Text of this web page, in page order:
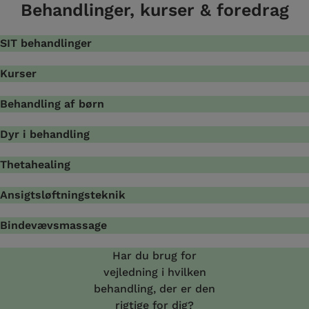
Behandlinger, kurser & foredrag
SIT behandlinger
Kurser
Behandling af børn
Dyr i behandling
Thetahealing
Ansigtsløftningsteknik
Bindevævsmassage
Har du brug for
vejledning i hvilken
behandling, der er den
rigtige for dig?